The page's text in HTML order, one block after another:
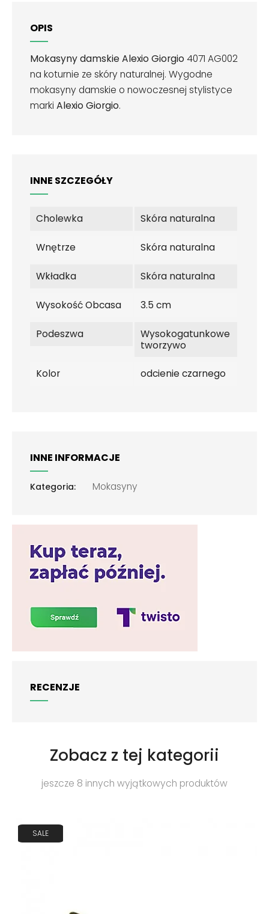
OPIS
Mokasyny damskie Alexio Giorgio 4071 AG002
na koturnie ze skóry naturalnej. Wygodne
mokasyny damskie o nowoczesnej stylistyce
marki Alexio Giorgio.
INNE SZCZEGÓŁY
Cholewka Skóra naturalna
Wnętrze Skóra naturalna
Wkładka Skóra naturalna
Wysokość Obcasa 3.5 cm
Podeszwa
Wysokogatunkowe
tworzywo
Kolor odcienie czarnego
INNE INFORMACJE
Kategoria: Mokasyny
RECENZJE
Zobacz z tej kategorii
jeszcze 8 innych wyjątkowych produktów
SALE